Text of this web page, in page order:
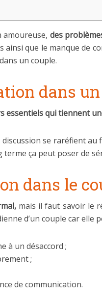
amoureuse, des
que le manque de
un couple.
dans
essentiels qui tiennent
se raréfient au
ça peut poser de
dans le
mais il faut savoir le
d’un couple car elle
à un désaccord ;
;
de communication.